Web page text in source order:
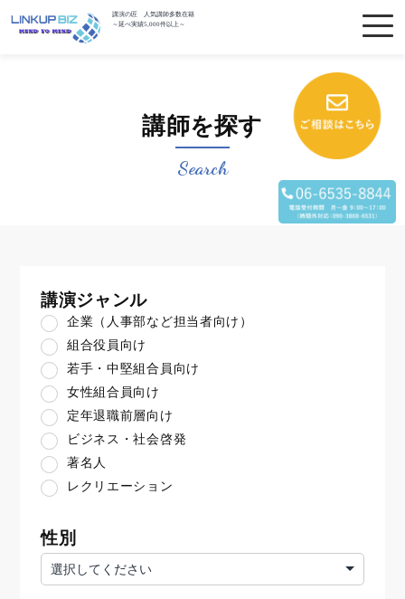
講演の匠 人気講師多数在籍
～延べ実績5,000件以上～
講師を探す
Search
講演ジャンル
企業（人事部など担当者向け）
組合役員向け
若手・中堅組合員向け
女性組合員向け
定年退職前層向け
ビジネス・社会啓発
著名人
レクリエーション
性別